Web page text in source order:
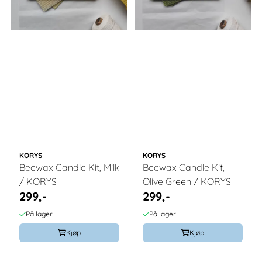
KORYS
Beewax Candle Kit, Milk
/ KORYS
299,-
På lager
Kjøp
KORYS
Beewax Candle Kit,
Olive Green / KORYS
299,-
På lager
Kjøp